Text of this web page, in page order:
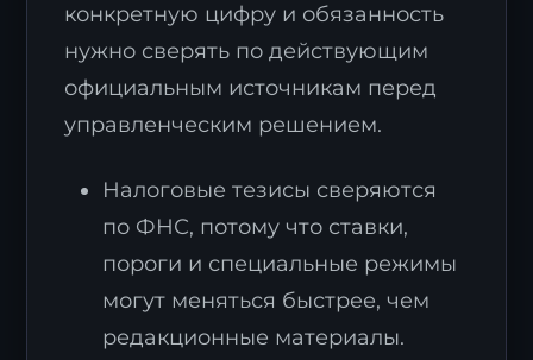
конкретную цифру и обязанность
нужно сверять по действующим
официальным источникам перед
управленческим решением.
Налоговые тезисы сверяются
по ФНС, потому что ставки,
пороги и специальные режимы
могут меняться быстрее, чем
редакционные материалы.